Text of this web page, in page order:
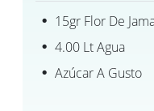
15gr Flor De
4.00 Lt Agua
Azúcar A Gusto